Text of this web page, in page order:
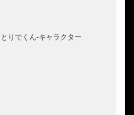
とりでくん-キャラクター